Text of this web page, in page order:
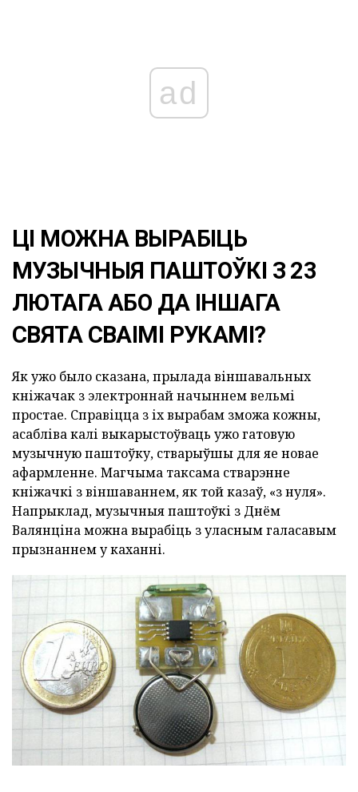
ad
ЦІ МОЖНА ВЫРАБІЦЬ
МУЗЫЧНЫЯ ПАШТОЎКІ З 23
ЛЮТАГА АБО ДА ІНШАГА
СВЯТА СВАІМІ РУКАМІ?
Як ужо было сказана, прылада віншавальных
кніжачак з электроннай начыннем вельмі
простае. Справіцца з іх вырабам зможа кожны,
асабліва калі выкарыстоўваць ужо гатовую
музычную паштоўку, стварыўшы для яе новае
афармленне. Магчыма таксама стварэнне
кніжачкі з віншаваннем, як той казаў, «з нуля».
Напрыклад, музычныя паштоўкі з Днём
Валянціна можна вырабіць з уласным галасавым
прызнаннем у каханні.